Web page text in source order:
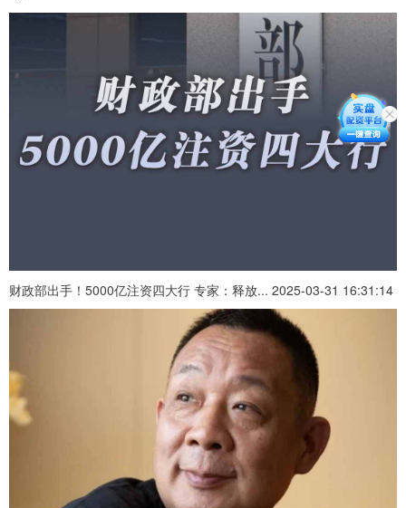
财政部出手！5000亿注资四大行 专家：释放... 2025-03-31 16:31:14